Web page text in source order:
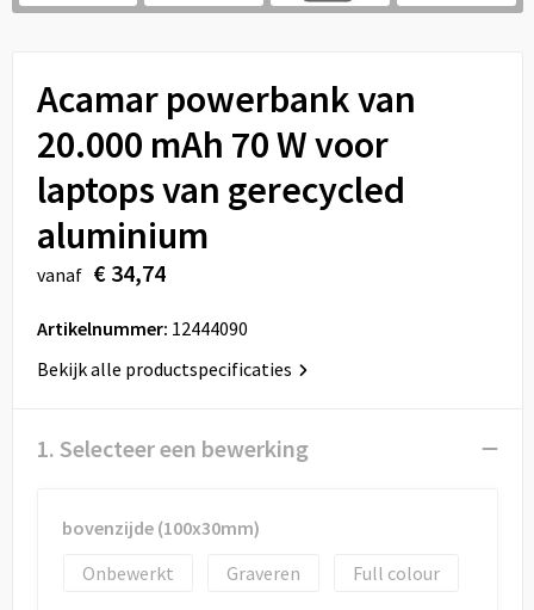
Sport
Vrije tijd en Strand
Feestartikelen
Aanstekers
Reistassen
Schoenentassen
Schoudertassen
Sporttassen
Toilettassen
Draagtassen
Acamar powerbank van
20.000 mAh 70 W voor
laptops van gerecycled
aluminium
vanaf € 34,74
Artikelnummer: 12444090
Bekijk alle productspecificaties
1. Selecteer een bewerking
bovenzijde (100x30mm)
Onbewerkt
Graveren Full colour